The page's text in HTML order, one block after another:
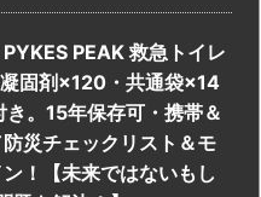
PYKES PEAK 救急トイレ
固剤×120・共通袋×14
。15年保存可・携帯＆
災チェックリスト＆モ
！【未来ではないもし